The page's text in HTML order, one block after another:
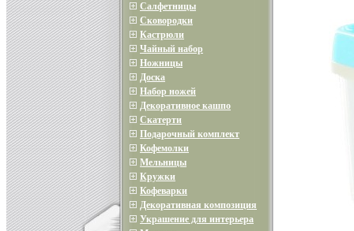
Салфетницы
Сковородки
Кастрюли
Чайный набор
Ножницы
Доска
Набор ножей
Декоративное кашпо
Скатерти
Подарочный комплект
Кофемолки
Мельницы
Кружки
Кофеварки
Декоративная композиция
Украшение для интерьера